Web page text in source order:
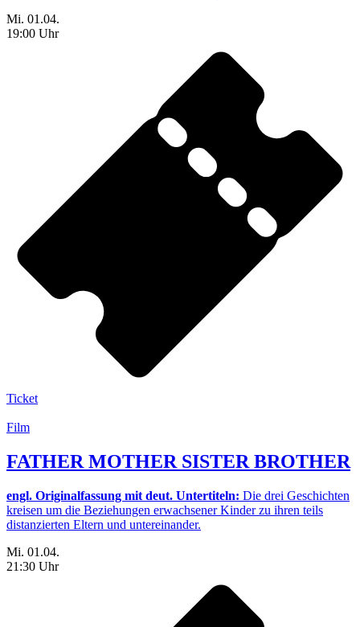
Mi. 01.04.
19:00 Uhr
Ticket
Film
FATHER MOTHER SISTER BROTHER
engl. Originalfassung mit deut. Untertiteln: Die drei Geschichten
kreisen um die Beziehungen erwachsener Kinder zu ihren teils
distanzierten Eltern und untereinander.
Mi. 01.04.
21:30 Uhr